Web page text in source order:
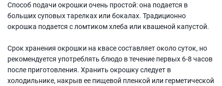
Способ подачи окрошки очень простой: она подается в
больших суповых тарелках или бокалах. Традиционно
окрошка подается с ломтиком хлеба или квашеной капустой.
Срок хранения окрошки на квасе составляет около суток, но
рекомендуется употреблять блюдо в течение первых 6-8 часов
после приготовления. Хранить окрошку следует в
холодильнике, накрыв ее пищевой пленкой или герметической